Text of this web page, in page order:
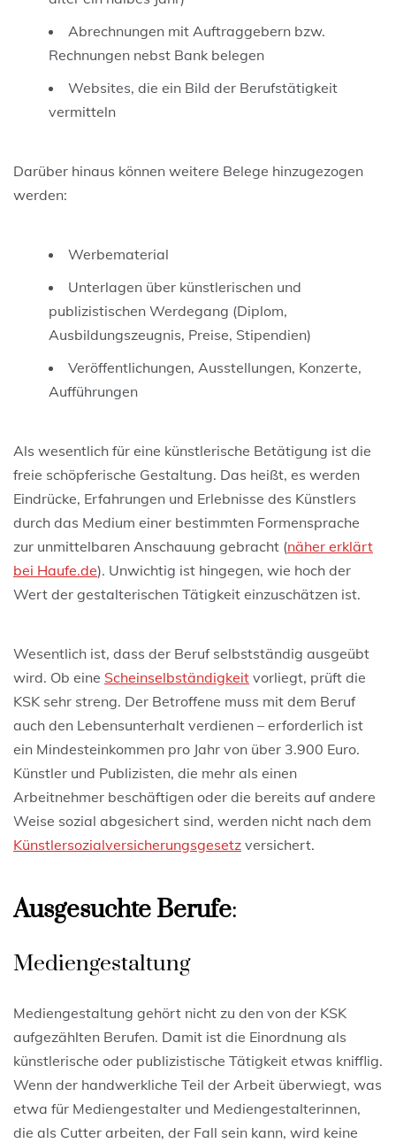
Abrechnungen mit Auftraggebern bzw.
Rechnungen nebst Bank belegen
Websites, die ein Bild der Berufstätigkeit
vermitteln
Darüber hinaus können weitere Belege hinzugezogen
werden:
Werbematerial
Unterlagen über künstlerischen und
publizistischen Werdegang (Diplom,
Ausbildungszeugnis, Preise, Stipendien)
Veröffentlichungen, Ausstellungen, Konzerte,
Aufführungen
Als wesentlich für eine künstlerische Betätigung ist die
freie schöpferische Gestaltung. Das heißt, es werden
Eindrücke, Erfahrungen und Erlebnisse des Künstlers
durch das Medium einer bestimmten Formensprache
zur unmittelbaren Anschauung gebracht (näher erklärt
bei Haufe.de). Unwichtig ist hingegen, wie hoch der
Wert der gestalterischen Tätigkeit einzuschätzen ist.
Wesentlich ist, dass der Beruf selbstständig ausgeübt
wird. Ob eine Scheinselbständigkeit vorliegt, prüft die
KSK sehr streng. Der Betroffene muss mit dem Beruf
auch den Lebensunterhalt verdienen – erforderlich ist
ein Mindesteinkommen pro Jahr von über 3.900 Euro.
Künstler und Publizisten, die mehr als einen
Arbeitnehmer beschäftigen oder die bereits auf andere
Weise sozial abgesichert sind, werden nicht nach dem
Künstlersozialversicherungsgesetz versichert.
Ausgesuchte Berufe:
Mediengestaltung
Mediengestaltung gehört nicht zu den von der KSK
aufgezählten Berufen. Damit ist die Einordnung als
künstlerische oder publizistische Tätigkeit etwas knifflig.
Wenn der handwerkliche Teil der Arbeit überwiegt, was
etwa für Mediengestalter und Mediengestalterinnen,
die als Cutter arbeiten, der Fall sein kann, wird keine